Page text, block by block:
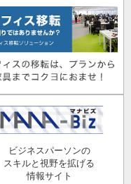
ビジネスパーソンの
スキルと視野を拡げる
情報サイト